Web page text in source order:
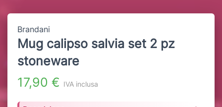
Brandani
Mug calipso salvia set 2 pz
stoneware
17,90 € IVA inclusa